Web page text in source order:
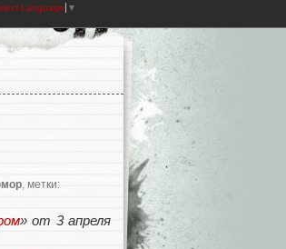
Language ▼
, метки:
» от 3 апреля